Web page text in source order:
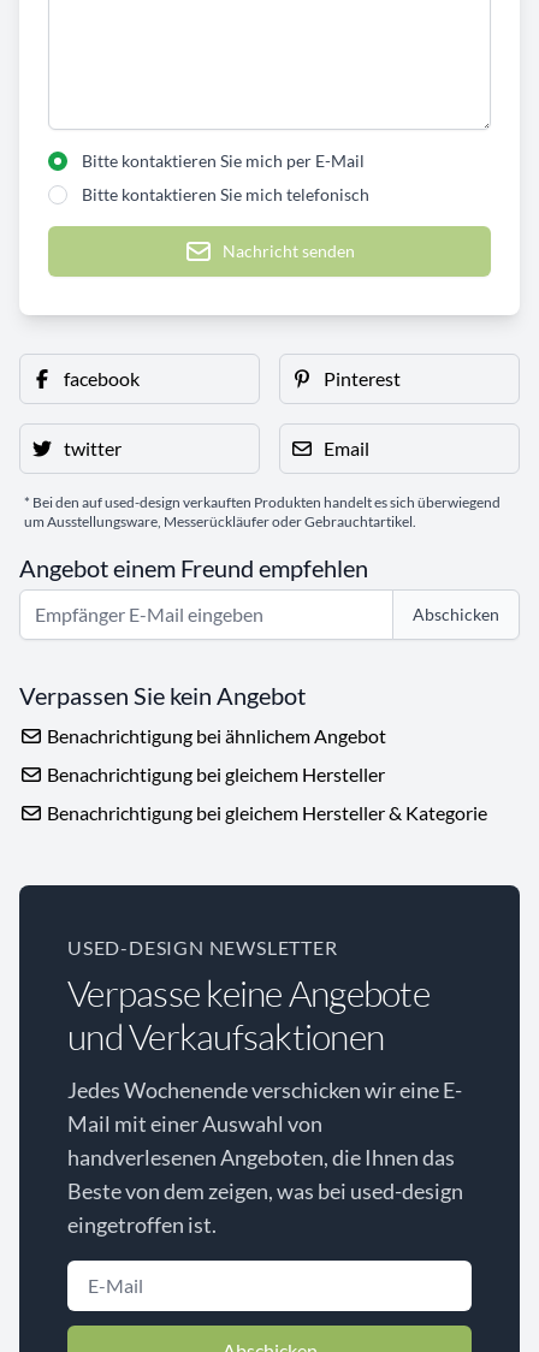
Bitte kontaktieren Sie mich per E-Mail
Bitte kontaktieren Sie mich telefonisch
Nachricht senden
facebook Pinterest
twitter Email
* Bei den auf used-design verkauften Produkten handelt es sich überwiegend
um Ausstellungsware, Messerückläufer oder Gebrauchtartikel.
Angebot einem Freund empfehlen
Abschicken
Verpassen Sie kein Angebot
Benachrichtigung bei ähnlichem Angebot
Benachrichtigung bei gleichem Hersteller
Benachrichtigung bei gleichem Hersteller & Kategorie
USED-DESIGN NEWSLETTER
Verpasse keine Angebote
und Verkaufsaktionen
Jedes Wochenende verschicken wir eine E-
Mail mit einer Auswahl von
handverlesenen Angeboten, die Ihnen das
Beste von dem zeigen, was bei used-design
eingetroffen ist.